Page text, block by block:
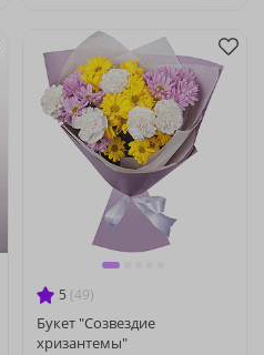
5 (49)
Букет "Созвездие
хризантемы"